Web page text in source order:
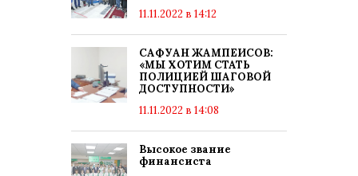
11.11.2022 в 14:12
САФУАН ЖАМПЕИСОВ:
«МЫ ХОТИМ СТАТЬ
ПОЛИЦИЕЙ ШАГОВОЙ
ДОСТУПНОСТИ»
11.11.2022 в 14:08
Высокое звание
финансиста